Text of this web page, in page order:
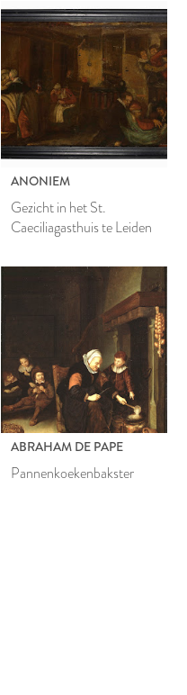
ANONIEM
Gezicht in het St.
Caeciliagasthuis te Leiden
ABRAHAM DE PAPE
Pannenkoekenbakster